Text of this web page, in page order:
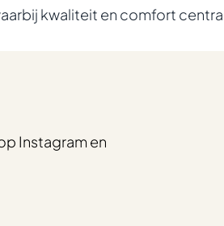
kwaliteit en comfort
Instagram en